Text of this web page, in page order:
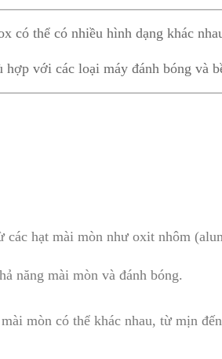
có thể có nhiều hình dạng khác
với các loại máy đánh bóng và
hạt mài mòn như oxit nhôm
năng mài mòn và đánh bóng.
mòn có thể khác nhau, từ mịn